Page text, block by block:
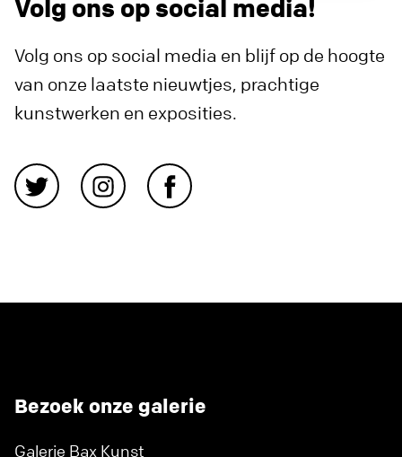
Volg ons op social media!
Volg ons op social media en blijf op de hoogte
van onze laatste nieuwtjes, prachtige
kunstwerken en exposities.
Bezoek onze galerie
Galerie Bax Kunst